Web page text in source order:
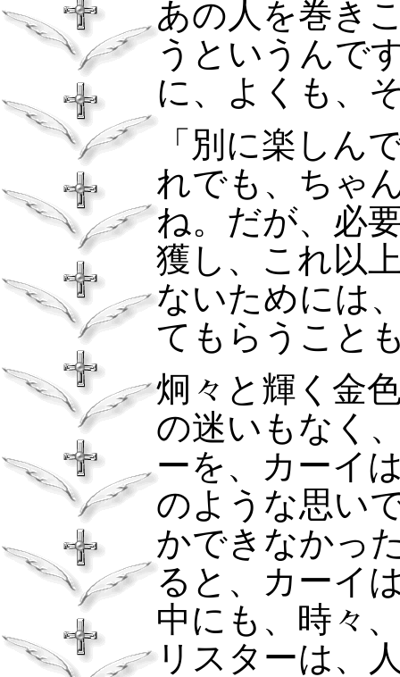
あの人を巻き
うというんで
に、よくも、
「別に楽しん
れでも、ちゃ
ね。だが、必
獲し、これ以
ないためには
てもらうこと
炯々と輝く金
の迷いもなく
ーを、カーイ
のような思い
かできなかっ
ると、カーイ
中にも、時々
リスターは、